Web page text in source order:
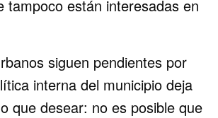
tampoco están interesadas en
siguen pendientes por
interna del municipio deja
que desear: no es posible que